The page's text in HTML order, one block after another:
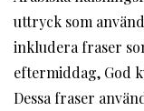
uttryck som
inkludera fraser
eftermiddag, God
Dessa fraser